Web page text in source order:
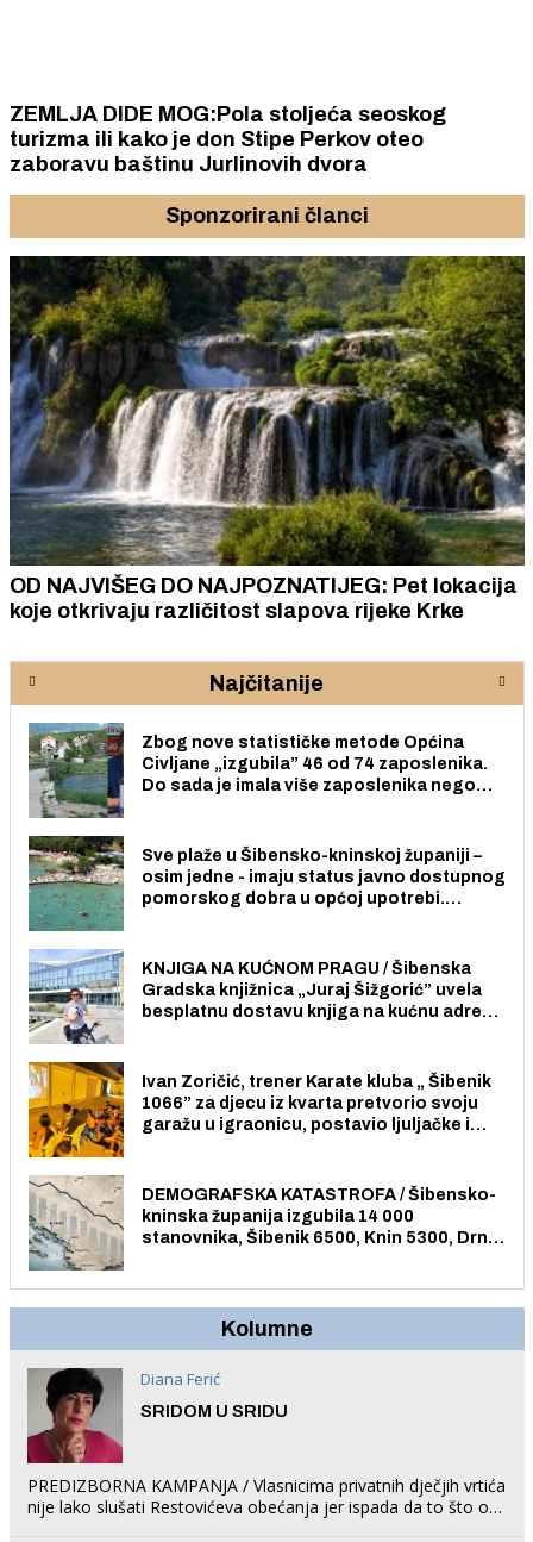
ZEMLJA DIDE MOG:Pola stoljeća seoskog
turizma ili kako je don Stipe Perkov oteo
zaboravu baštinu Jurlinovih dvora
Sponzorirani članci
OD NAJVIŠEG DO NAJPOZNATIJEG: Pet lokacija
koje otkrivaju različitost slapova rijeke Krke
Najčitanije
Zbog nove statističke metode Općina
Civljane „izgubila” 46 od 74 zaposlenika.
Do sada je imala više zaposlenika nego
Sve plaže u Šibensko-kninskoj županiji –
osim jedne - imaju status javno dostupnog
pomorskog dobra u općoj upotrebi.
KNJIGA NA KUĆNOM PRAGU / Šibenska
Gradska knjižnica „Juraj Šižgorić” uvela
besplatnu dostavu knjiga na kućnu adresu
Ivan Zoričić, trener Karate kluba „ Šibenik
1066” za djecu iz kvarta pretvorio svoju
garažu u igraonicu, postavio ljuljačke i
DEMOGRAFSKA KATASTROFA / Šibensko-
kninska županija izgubila 14 000
stanovnika, Šibenik 6500, Knin 5300, Drniš
Kolumne
Diana Ferić
SRIDOM U SRIDU
PREDIZBORNA KAMPANJA / Vlasnicima privatnih dječjih vrtića
nije lako slušati Restovićeva obećanja jer ispada da to što oni